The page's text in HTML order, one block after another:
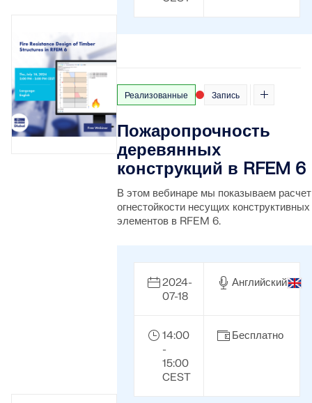
Реализованные Запись
Пожаропрочность
деревянных
конструкций в RFEM 6
В этом вебинаре мы показываем расчет
огнестойкости несущих конструктивных
элементов в RFEM 6.
2024-
07-18
Английский
14:00
-
15:00
CEST
Бесплатно